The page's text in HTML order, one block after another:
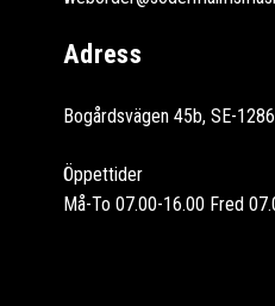
Adress
Bogårdsvägen 45b, SE-
Öppettider
Må-To 07.00-16.00 Fred